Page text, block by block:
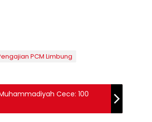
PCM Limbung
Cece: 100